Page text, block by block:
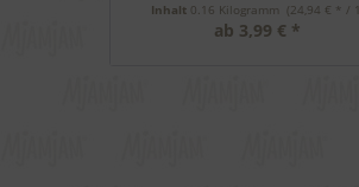
Inhalt 0.16 Kilogramm (24,94 € * / 1
Kilogramm)
ab 3,99 € *